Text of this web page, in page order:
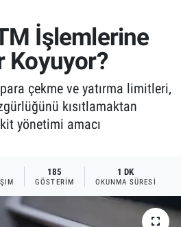
İşlemlerine
Koyuyor?
çekme ve yatırma limitleri,
kısıtlamaktan
yönetimi amacı
185
GÖSTERIM
1 DK
OKUNMA SÜRESI